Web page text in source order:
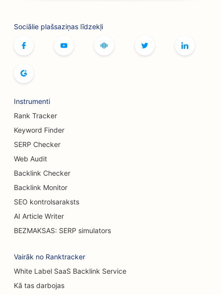
SEO galda spēļu kafejnīcām
SEO grāmatnīcām
SEO bufetes restorāniem
SEO burgeru kravas automašīnām
SEO kafejnīcām
SEO kūku veikaliem
SEO optimizācija grila galdiem
SEO automobiļu mazgātuvēm
Sociālie plašsaziņas līdzekļi
Instrumenti
Rank Tracker
Keyword Finder
SERP Checker
Web Audit
Backlink Checker
Backlink Monitor
SEO kontrolsaraksts
AI Article Writer
BEZMAKSAS: SERP simulators
Vairāk no Ranktracker
White Label SaaS Backlink Service
Kā tas darbojas